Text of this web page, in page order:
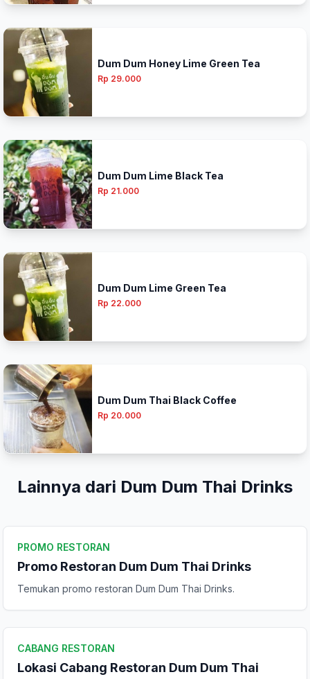
Dum Dum Honey Lime Green Tea
Rp 29.000
Dum Dum Lime Black Tea
Rp 21.000
Dum Dum Lime Green Tea
Rp 22.000
Dum Dum Thai Black Coffee
Rp 20.000
Lainnya dari Dum Dum Thai Drinks
PROMO RESTORAN
Promo Restoran Dum Dum Thai Drinks
Temukan promo restoran Dum Dum Thai Drinks.
CABANG RESTORAN
Lokasi Cabang Restoran Dum Dum Thai